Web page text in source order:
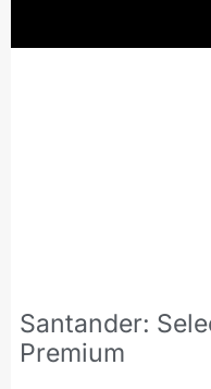
Santander:
Premium